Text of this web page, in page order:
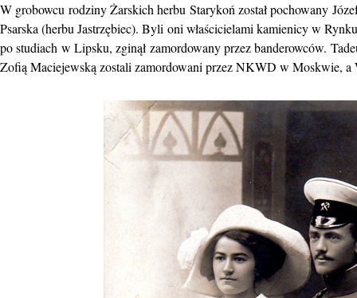
W grobowcu rodziny Żarskich herbu Starykoń został pochowany
Psarska (herbu Jastrzębiec). Byli oni właścicielami kamienicy w
po studiach w Lipsku, zginął zamordowany przez banderowców.
Zofią Maciejewską zostali zamordowani przez NKWD w Moskwie, a